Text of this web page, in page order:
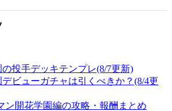
投手デッキテンプレ(8/7更新)
ビューガチャは引くべきか？(8/4更
ン開花学園編の攻略・報酬まとめ